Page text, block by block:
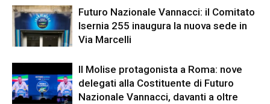
Futuro Nazionale Vannacci: il Comitato
Isernia 255 inaugura la nuova sede in
Via Marcelli
Il Molise protagonista a Roma: nove
delegati alla Costituente di Futuro
Nazionale Vannacci, davanti a oltre